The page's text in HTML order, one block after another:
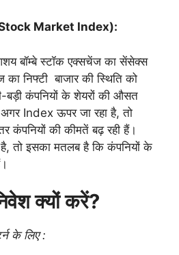
Market Index):
बॉम्बे स्टॉक एक्सचेंज का सेंसेक्स
निफ्टी बाजार की स्थिति को
बड़ी कंपनियों के शेयरों की औसत
Index ऊपर जा रहा है, तो
कंपनियों की कीमतें बढ़ रही हैं।
तो इसका मतलब है कि कंपनियों के
क्यों करें?
के लिए :